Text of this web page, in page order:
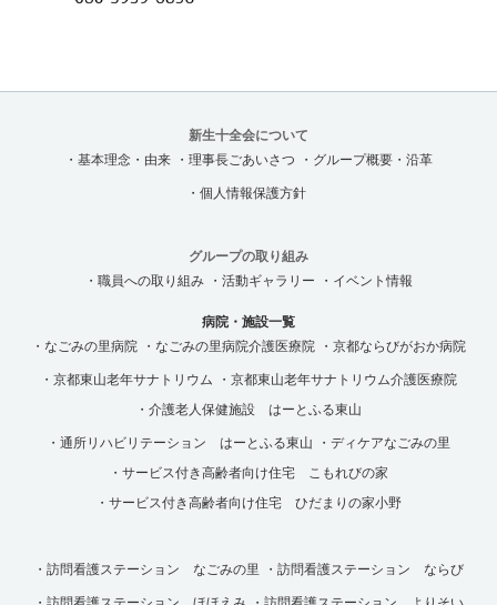
新生十全会について
・基本理念・由来
・理事長ごあいさつ ・グループ概要・沿革
・個人情報保護方針
グループの取り組み
・職員への取り組み
・活動ギャラリー ・イベント情報
病院・施設一覧
・なごみの里病院
・なごみの里病院介護医療院 ・京都ならびがおか病院
・京都東山老年サナトリウム
・京都東山老年サナトリウム介護医療院
・介護老人保健施設 はーとふる東山
・通所リハビリテーション はーとふる東山
・ディケアなごみの里
・サービス付き高齢者向け住宅 こもれびの家
・サービス付き高齢者向け住宅 ひだまりの家小野
・訪問看護ステーション なごみの里 ・訪問看護ステーション ならび